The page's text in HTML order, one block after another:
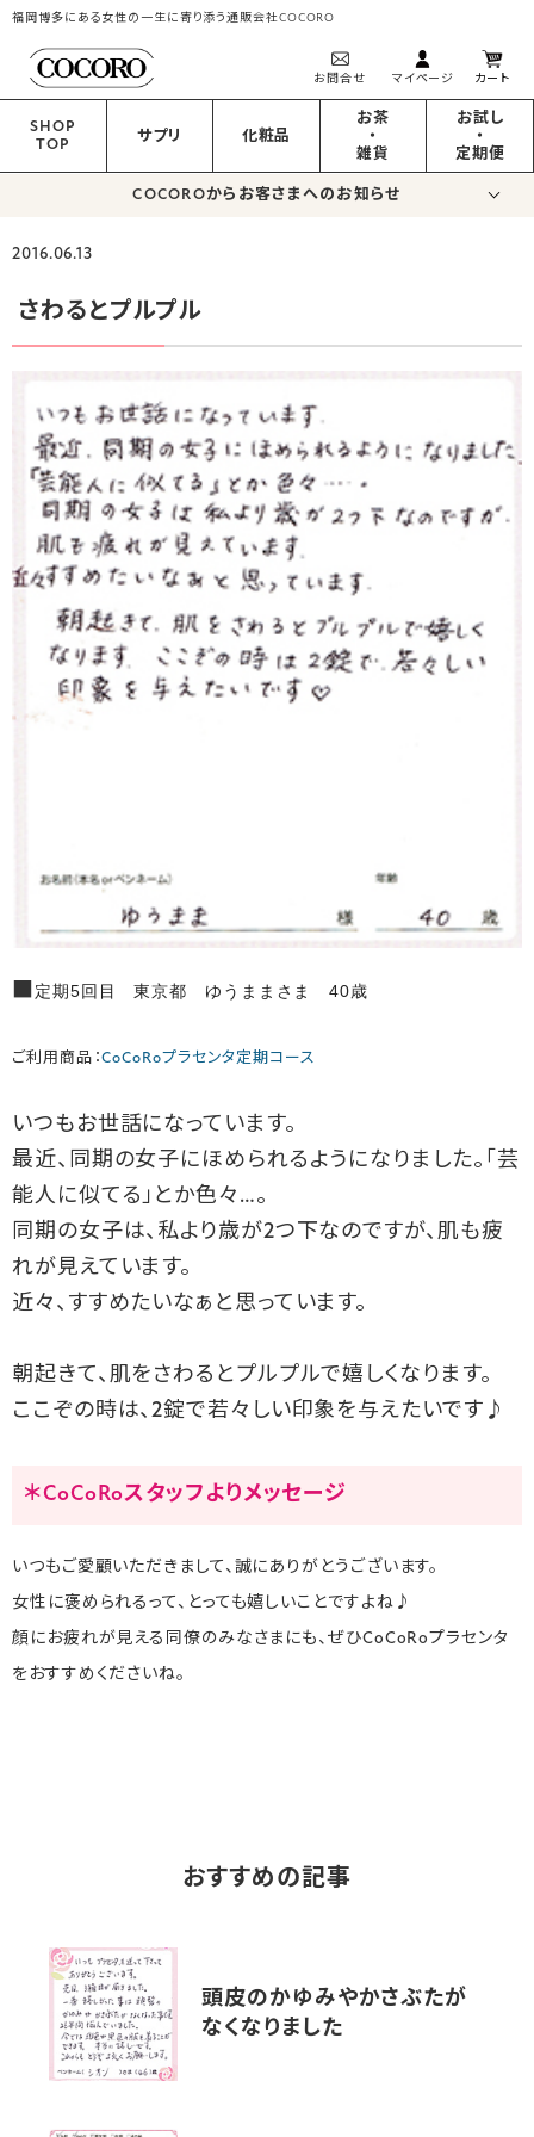
福岡博多にある女性の一生に寄り添う通販会社COCORO
お問合せ マイページ カート
SHOP
TOP
サプリ 化粧品
お茶
・
雑貨
お試し
・
定期便
COCOROからお客さまへのお知らせ
2016.06.13
さわるとプルプル
■定期5回目 東京都 ゆうままさま 40歳
ご利用商品：CoCoRoプラセンタ定期コース
いつもお世話になっています。
最近、同期の女子にほめられるようになりました。「芸
能人に似てる」とか色々…。
同期の女子は、私より歳が2つ下なのですが、肌も疲
れが見えています。
近々、すすめたいなぁと思っています。
朝起きて、肌をさわるとプルプルで嬉しくなります。
ここぞの時は、2錠で若々しい印象を与えたいです♪
＊CoCoRoスタッフよりメッセージ
いつもご愛顧いただきまして、誠にありがとうございます。
女性に褒められるって、とっても嬉しいことですよね♪
顔にお疲れが見える同僚のみなさまにも、ぜひCoCoRoプラセンタ
をおすすめくださいね。
おすすめの記事
頭皮のかゆみやかさぶたが
なくなりました